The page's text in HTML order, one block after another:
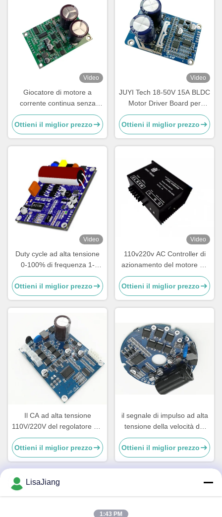
Video
Giocatore di motore a
corrente continua senza
spazzola JUYI JYQD-V6.5E
Protezione PV / PV PWM
Frequenza 1-20KHZ
Ottieni il miglior prezzo
Video
JUYI Tech 18-50V 15A BLDC
Motor Driver Board per
motore a corrente continua
senza sensori, motore a
corrente continua senza
spazzole, controller motore a
Ottieni il miglior prezzo
Video
Duty cycle ad alta tensione
0-100% di frequenza 1-
20KHZ del regolatore JYQD-
V8.8B 80V-220V 1A PWM
del motore di JUYI BLDC
Ottieni il miglior prezzo
Video
110v220v AC Controller di
azionamento del motore ad
alta tensione senza spazzole
Alloggiamento completo
consente il controllo con
protezione multipla 4A
Ottieni il miglior prezzo
Il CA ad alta tensione
110V/220V del regolatore del
motore di JUYI BLDC ha
introdotto 77*60*28mm
Ottieni il miglior prezzo
il segnale di impulso ad alta
tensione della velocità del
regolatore del motore di
0.5A BLDC ha prodotto -20 -
85℃
Ottieni il miglior prezzo
LisaJiang
1:43 PM